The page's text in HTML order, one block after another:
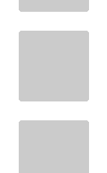
KELISTRIKAN